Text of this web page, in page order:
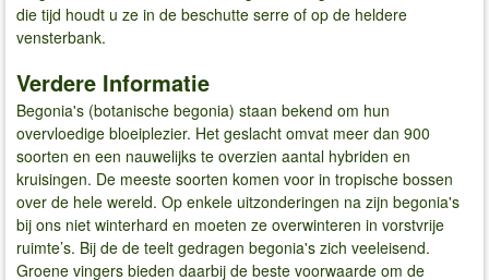
die tijd houdt u ze in de beschutte serre of op de heldere
vensterbank.
Verdere Informatie
Begonia's (botanische begonia) staan ​​bekend om hun
overvloedige bloeiplezier. Het geslacht omvat meer dan 900
soorten en een nauwelijks te overzien aantal hybriden en
kruisingen. De meeste soorten komen voor in tropische bossen
over de hele wereld. Op enkele uitzonderingen na zijn begonia's
bij ons niet winterhard en moeten ze overwinteren in vorstvrije
ruimte’s. Bij de de teelt gedragen begonia's zich veeleisend.
Groene vingers bieden daarbij de beste voorwaarde om de